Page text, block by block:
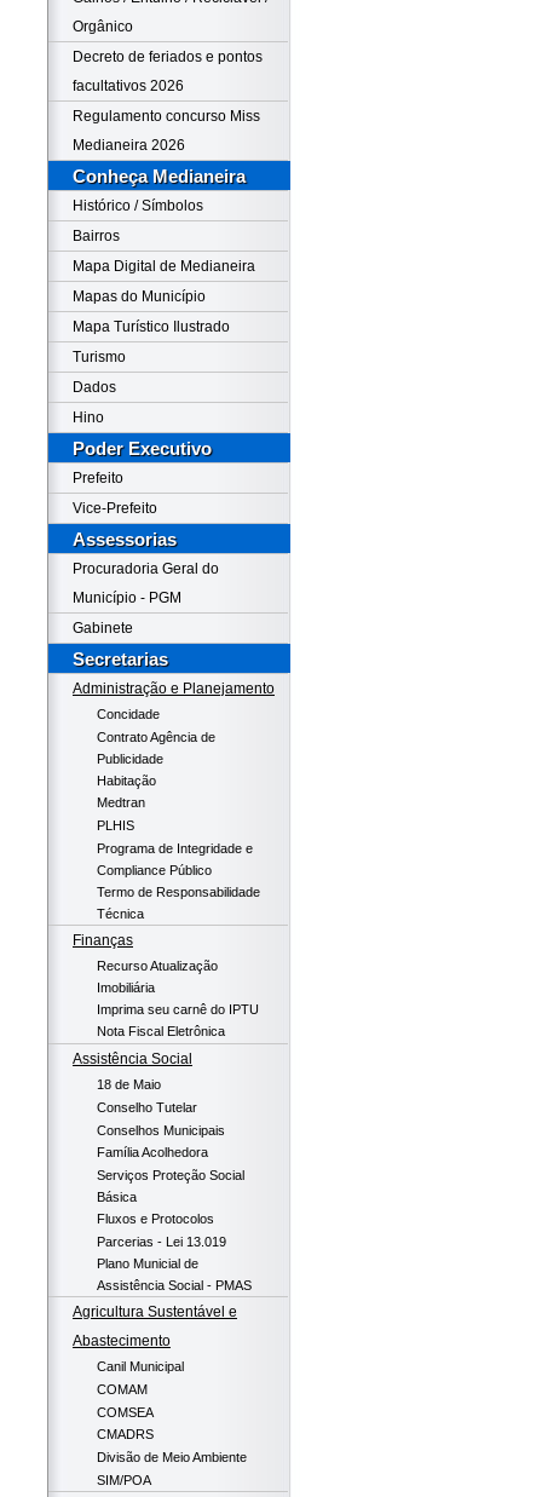
Orgânico
Decreto de feriados e pontos
facultativos 2026
Regulamento concurso Miss
Medianeira 2026
Conheça Medianeira
Histórico / Símbolos
Bairros
Mapa Digital de Medianeira
Mapas do Município
Mapa Turístico Ilustrado
Turismo
Dados
Hino
Poder Executivo
Prefeito
Vice-Prefeito
Assessorias
Procuradoria Geral do
Município - PGM
Gabinete
Secretarias
Administração e Planejamento
Concidade
Contrato Agência de
Publicidade
Habitação
Medtran
PLHIS
Programa de Integridade e
Compliance Público
Termo de Responsabilidade
Técnica
Finanças
Recurso Atualização
Imobiliária
Imprima seu carnê do IPTU
Nota Fiscal Eletrônica
Assistência Social
18 de Maio
Conselho Tutelar
Conselhos Municipais
Família Acolhedora
Serviços Proteção Social
Básica
Fluxos e Protocolos
Parcerias - Lei 13.019
Plano Municial de
Assistência Social - PMAS
Agricultura Sustentável e
Abastecimento
Canil Municipal
COMAM
COMSEA
CMADRS
Divisão de Meio Ambiente
SIM/POA